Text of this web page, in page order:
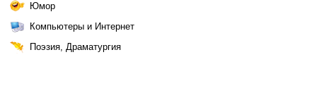
Юмор
Компьютеры и Интернет
Поэзия, Драматургия